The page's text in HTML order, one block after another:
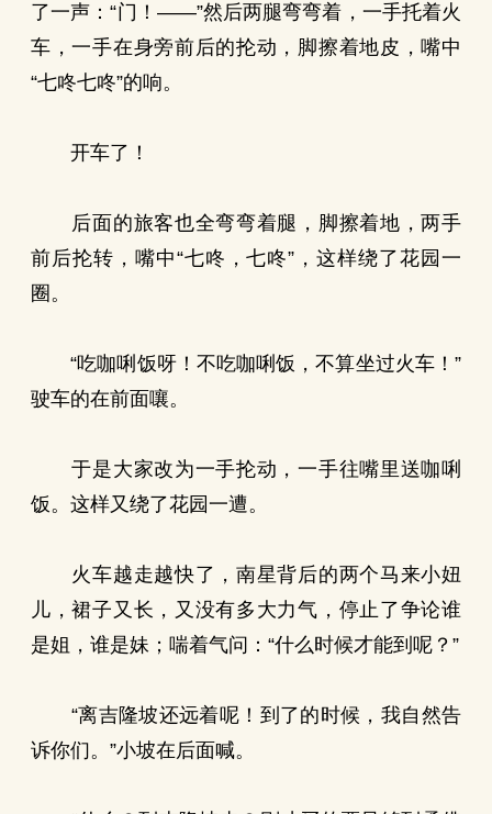
了一声：“门！——”然后两腿弯弯着，一手托着火
车，一手在身旁前后的抡动，脚擦着地皮，嘴中
“七咚七咚”的响。
开车了！
后面的旅客也全弯弯着腿，脚擦着地，两手
前后抡转，嘴中“七咚，七咚”，这样绕了花园一
圈。
“吃咖唎饭呀！不吃咖唎饭，不算坐过火车！”
驶车的在前面嚷。
于是大家改为一手抡动，一手往嘴里送咖唎
饭。这样又绕了花园一遭。
火车越走越快了，南星背后的两个马来小妞
儿，裙子又长，又没有多大力气，停止了争论谁
是姐，谁是妹；喘着气问：“什么时候才能到呢？”
“离吉隆坡还远着呢！到了的时候，我自然告
诉你们。”小坡在后面喊。